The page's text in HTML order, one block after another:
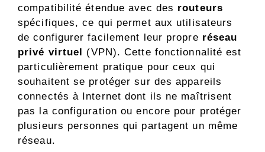
compatibilité étendue avec des routeurs
spécifiques, ce qui permet aux utilisateurs
de configurer facilement leur propre réseau
privé virtuel (VPN). Cette fonctionnalité est
particulièrement pratique pour ceux qui
souhaitent se protéger sur des appareils
connectés à Internet dont ils ne maîtrisent
pas la configuration ou encore pour protéger
plusieurs personnes qui partagent un même
réseau.